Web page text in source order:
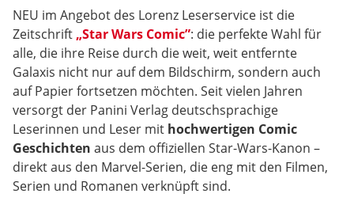
NEU im Angebot des Lorenz Leserservice ist die
Zeitschrift „Star Wars Comic”: die perfekte Wahl für
alle, die ihre Reise durch die weit, weit entfernte
Galaxis nicht nur auf dem Bildschirm, sondern auch
auf Papier fortsetzen möchten. Seit vielen Jahren
versorgt der Panini Verlag deutschsprachige
Leserinnen und Leser mit hochwertigen Comic
Geschichten aus dem offiziellen Star-Wars-Kanon –
direkt aus den Marvel-Serien, die eng mit den Filmen,
Serien und Romanen verknüpft sind.